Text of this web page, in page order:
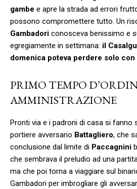
gambe e apre la strada ad errori
possono compromettere tutto. Un
Gambadori conosceva benissimo e
egregiamente in settimana: il
domenica poteva perdere solo
PRIMO TEMPO
AMMINISTRAZIONE
Pronti via e i padroni di casa si fanno
portiere avversario Battagliero, che
conclusione dal limite di Paccagnini
che sembrava il preludio ad una
ma che poi torna a viaggiare sul
Gambadori per imbrogliare gli